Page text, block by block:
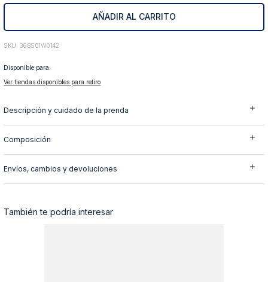
AÑADIR AL CARRITO
: 368501W0142
Disponible para:
Ver tiendas disponibles para retiro
Descripción y cuidado de la prenda
Composición
Envíos, cambios y devoluciones
También te podría interesar
9.
poleron